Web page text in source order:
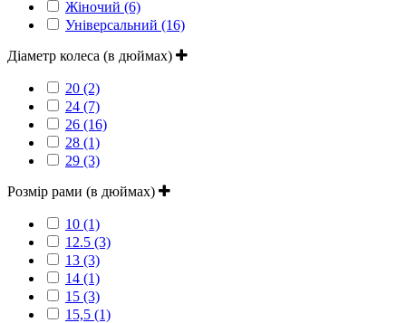
Жіночий (6)
Універсальний (16)
Діаметр колеса (в дюймах)
20 (2)
24 (7)
26 (16)
28 (1)
29 (3)
Розмір рами (в дюймах)
10 (1)
12.5 (3)
13 (3)
14 (1)
15 (3)
15,5 (1)